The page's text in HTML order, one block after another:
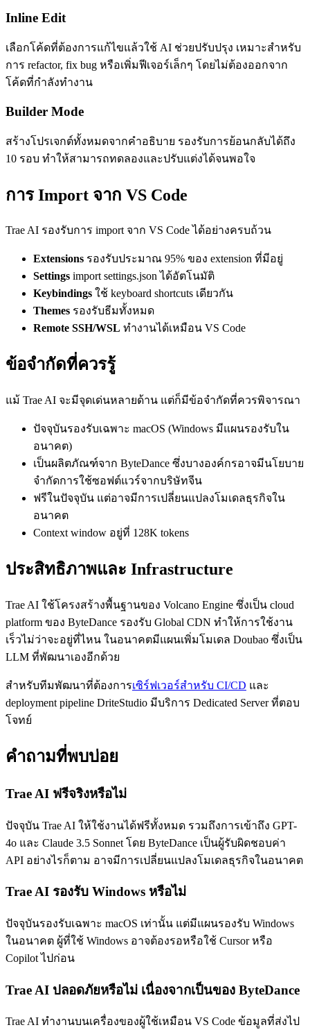
Inline Edit
เลือกโค้ดที่ต้องการแก้ไขแล้วใช้ AI ช่วยปรับปรุง เหมาะสำหรับ
การ refactor, fix bug หรือเพิ่มฟีเจอร์เล็กๆ โดยไม่ต้องออกจาก
โค้ดที่กำลังทำงาน
Builder Mode
สร้างโปรเจกต์ทั้งหมดจากคำอธิบาย รองรับการย้อนกลับได้ถึง
10 รอบ ทำให้สามารถทดลองและปรับแต่งได้จนพอใจ
การ Import จาก VS Code
Trae AI รองรับการ import จาก VS Code ได้อย่างครบถ้วน
Extensions รองรับประมาณ 95% ของ extension ที่มีอยู่
Settings import settings.json ได้อัตโนมัติ
Keybindings ใช้ keyboard shortcuts เดียวกัน
Themes รองรับธีมทั้งหมด
Remote SSH/WSL ทำงานได้เหมือน VS Code
ข้อจำกัดที่ควรรู้
แม้ Trae AI จะมีจุดเด่นหลายด้าน แต่ก็มีข้อจำกัดที่ควรพิจารณา
ปัจจุบันรองรับเฉพาะ macOS (Windows มีแผนรองรับใน
อนาคต)
เป็นผลิตภัณฑ์จาก ByteDance ซึ่งบางองค์กรอาจมีนโยบาย
จำกัดการใช้ซอฟต์แวร์จากบริษัทจีน
ฟรีในปัจจุบัน แต่อาจมีการเปลี่ยนแปลงโมเดลธุรกิจใน
อนาคต
Context window อยู่ที่ 128K tokens
ประสิทธิภาพและ Infrastructure
Trae AI ใช้โครงสร้างพื้นฐานของ Volcano Engine ซึ่งเป็น cloud
platform ของ ByteDance รองรับ Global CDN ทำให้การใช้งาน
เร็วไม่ว่าจะอยู่ที่ไหน ในอนาคตมีแผนเพิ่มโมเดล Doubao ซึ่งเป็น
LLM ที่พัฒนาเองอีกด้วย
สำหรับทีมพัฒนาที่ต้องการเซิร์ฟเวอร์สำหรับ CI/CD และ
deployment pipeline DriteStudio มีบริการ Dedicated Server ที่ตอบ
โจทย์
คำถามที่พบบ่อย
Trae AI ฟรีจริงหรือไม่
ปัจจุบัน Trae AI ให้ใช้งานได้ฟรีทั้งหมด รวมถึงการเข้าถึง GPT-
4o และ Claude 3.5 Sonnet โดย ByteDance เป็นผู้รับผิดชอบค่า
API อย่างไรก็ตาม อาจมีการเปลี่ยนแปลงโมเดลธุรกิจในอนาคต
Trae AI รองรับ Windows หรือไม่
ปัจจุบันรองรับเฉพาะ macOS เท่านั้น แต่มีแผนรองรับ Windows
ในอนาคต ผู้ที่ใช้ Windows อาจต้องรอหรือใช้ Cursor หรือ
Copilot ไปก่อน
Trae AI ปลอดภัยหรือไม่ เนื่องจากเป็นของ ByteDance
Trae AI ทำงานบนเครื่องของผู้ใช้เหมือน VS Code ข้อมูลที่ส่งไป